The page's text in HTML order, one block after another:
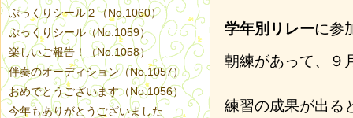
学年別リレーに参
朝練があって、９
練習の成果が出る
ぷっくりシール２（No.1060）
ぷっくりシール（No.1059）
楽しいご報告！（No.1058）
伴奏のオーディション（No.1057）
おめでとうございます（No.1056）
今年もありがとうございました